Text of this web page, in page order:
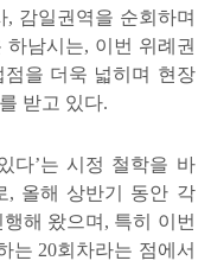
, 감일권역을 순회하며
하남시는, 이번 위례권
을 더욱 넓히며 현장
받고 있다.
다’는 시정 철학을 바
, 올해 상반기 동안 각
해 왔으며 , 특히 이번
는 20회차라는 점에서